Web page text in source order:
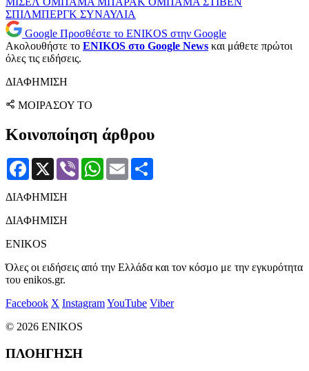
ΣΠΙΛΜΠΕΡΓΚ ΣΥΝΑΥΛΙΑ
Google Προσθέστε το ENIKOS στην Google
Ακολουθήστε το ENIKOS στο Google News και μάθετε πρώτοι
όλες τις ειδήσεις.
ΔΙΑΦΗΜΙΣΗ
ΜΟΙΡΑΣΟΥ ΤΟ
Κοινοποίηση άρθρου
Facebook
X Viber WhatsApp
Email
ΔΙΑΦΗΜΙΣΗ
ΔΙΑΦΗΜΙΣΗ
ENIKOS
Όλες οι ειδήσεις από την Ελλάδα και τον κόσμο με την εγκυρότητα
του enikos.gr.
Facebook X InstagramYouTube Viber
© 2026 ENIKOS
ΠΛΟΗΓΗΣΗ